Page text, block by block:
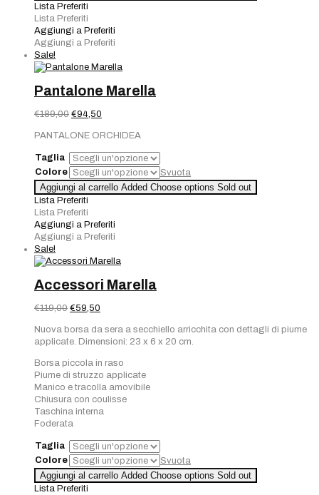
Lista Preferiti
Lista Preferiti
Aggiungi a Preferiti
Aggiungi a Preferiti
Sale!
Pantalone Marella
€189,00 Il
originale
era:
€189,00.
€94,50
attuale
è:
€94,50.
PANTALONE ORCHIDEA
Taglia
Colore
Svuota
Aggiungi al carrello Added Choose options Sold out
Lista Preferiti
Lista Preferiti
Aggiungi a Preferiti
Aggiungi a Preferiti
Sale!
Accessori Marella
€119,00 Il
originale
era:
€59,50
attuale
è:
Nuova borsa da sera a secchiello arricchita con dettagli di piume
applicate. Dimensioni: 23 x 6 x 20 cm.
Borsa piccola in raso
Piume di struzzo applicate
Manico e tracolla amovibile
Chiusura con coulisse
Taschina interna
Foderata
Taglia
Colore
Svuota
Aggiungi al carrello Added Choose options Sold out
Lista Preferiti